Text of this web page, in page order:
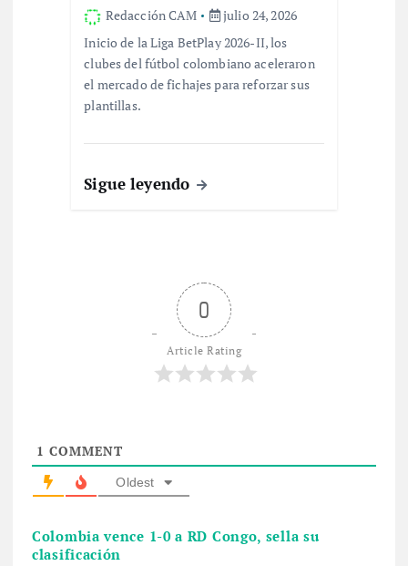
Redacción CAM
julio 24, 2026
Inicio de la Liga BetPlay 2026-II, los
clubes del fútbol colombiano aceleraron
el mercado de fichajes para reforzar sus
plantillas.
Sigue leyendo
0
Article Rating
1 COMMENT
Oldest
Colombia vence 1-0 a RD Congo, sella su
clasificación